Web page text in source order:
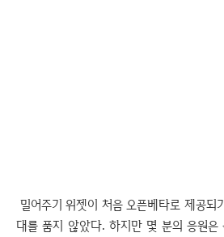
밀어주기 위젯이 처음 오픈베타로 제공되
대를 품지 않았다. 하지만 몇 분의 응원은